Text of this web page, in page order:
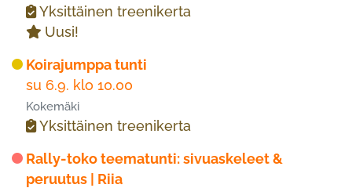
Yksittäinen treenikerta
Uusi!
Koirajumppa tunti
su 6.9. klo 10.00
Kokemäki
Yksittäinen treenikerta
Rally-toko teematunti: sivuaskeleet &
peruutus | Riia